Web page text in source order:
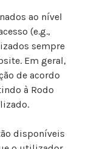
ao nível
(e.g.,
sempre
Em geral,
de acordo
à Rodo
disponíveis